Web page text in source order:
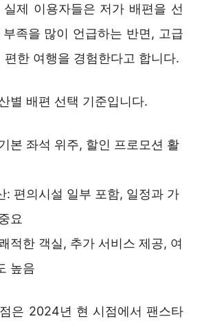
제 이용자들은 저가 배편을 선
족을 많이 언급하는 반면, 고급
편한 여행을 경험한다고 합니다.
별 배편 선택 기준입니다.
본 좌석 위주, 할인 프로모션 활
: 편의시설 일부 포함, 일정과 가
요
적한 객실, 추가 서비스 제공, 여
높음
은 2024년 현 시점에서 팬스타